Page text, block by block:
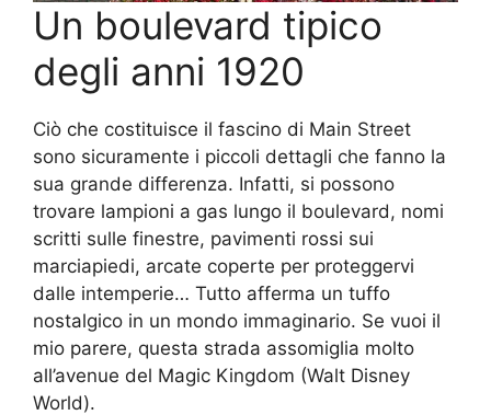
Un boulevard tipico
degli anni 1920
Ciò che costituisce il fascino di Main Street
sono sicuramente i piccoli dettagli che fanno la
sua grande differenza. Infatti, si possono
trovare lampioni a gas lungo il boulevard, nomi
scritti sulle finestre, pavimenti rossi sui
marciapiedi, arcate coperte per proteggervi
dalle intemperie… Tutto afferma un tuffo
nostalgico in un mondo immaginario. Se vuoi il
mio parere, questa strada assomiglia molto
all’avenue del Magic Kingdom (Walt Disney
World).